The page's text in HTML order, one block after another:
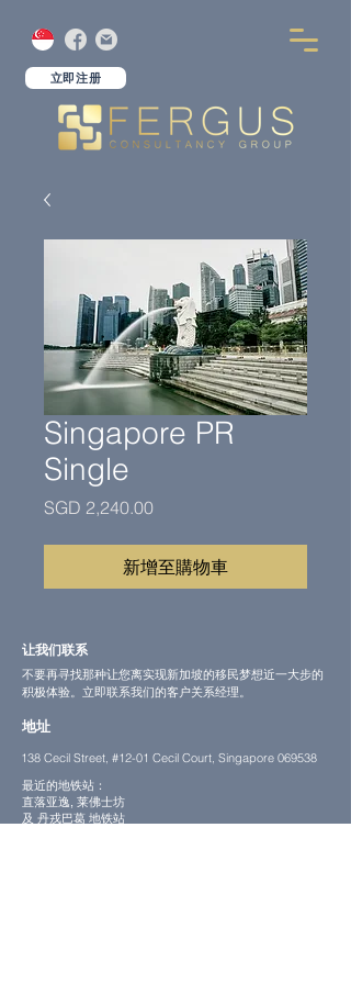
立即注册
Singapore PR
Single
SGD 2,240.00價
新增至購物車
让我们联系
不要再寻找那种让您离实现新加坡的移民梦想近一大步的
积极体验。立即联系我们的客户关系经理。
地址
138 Cecil Street, #12-01 Cecil Court, Singapore 069538
最近的地铁站：
直落亚逸, 莱佛士坊
及 丹戎巴葛 地铁站